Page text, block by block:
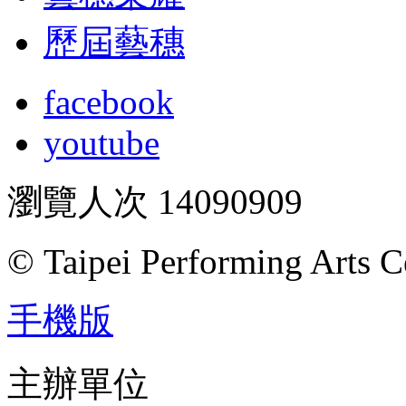
歷屆藝穗
facebook
youtube
瀏覽人次 14090909
© Taipei Performing Arts
手機版
主辦單位